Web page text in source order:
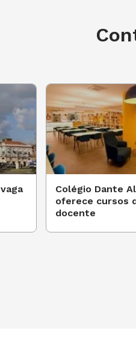
Colégio Dante
oferece cursos
docente